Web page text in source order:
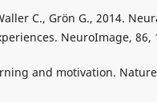
C., Grön G., 2014.
NeuroImage, 86,
and motivation.